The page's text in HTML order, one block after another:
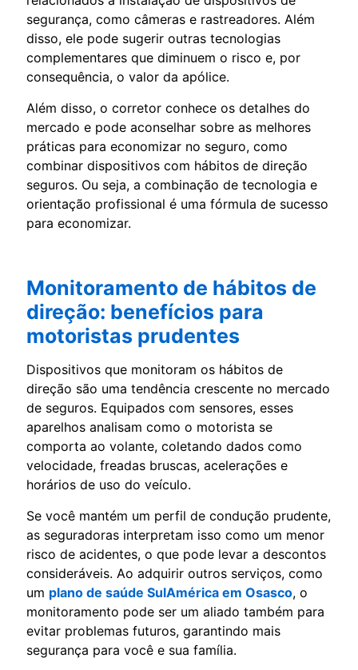
segurança, como câmeras e rastreadores. Além
disso, ele pode sugerir outras tecnologias
complementares que diminuem o risco e, por
consequência, o valor da apólice.
Além disso, o corretor conhece os detalhes do
mercado e pode aconselhar sobre as melhores
práticas para economizar no seguro, como
combinar dispositivos com hábitos de direção
seguros. Ou seja, a combinação de tecnologia e
orientação profissional é uma fórmula de sucesso
para economizar.
Monitoramento de hábitos de
direção: benefícios para
motoristas prudentes
Dispositivos que monitoram os hábitos de
direção são uma tendência crescente no mercado
de seguros. Equipados com sensores, esses
aparelhos analisam como o motorista se
comporta ao volante, coletando dados como
velocidade, freadas bruscas, acelerações e
horários de uso do veículo.
Se você mantém um perfil de condução prudente,
as seguradoras interpretam isso como um menor
risco de acidentes, o que pode levar a descontos
consideráveis. Ao adquirir outros serviços, como
um plano de saúde SulAmérica em Osasco, o
monitoramento pode ser um aliado também para
evitar problemas futuros, garantindo mais
segurança para você e sua família.